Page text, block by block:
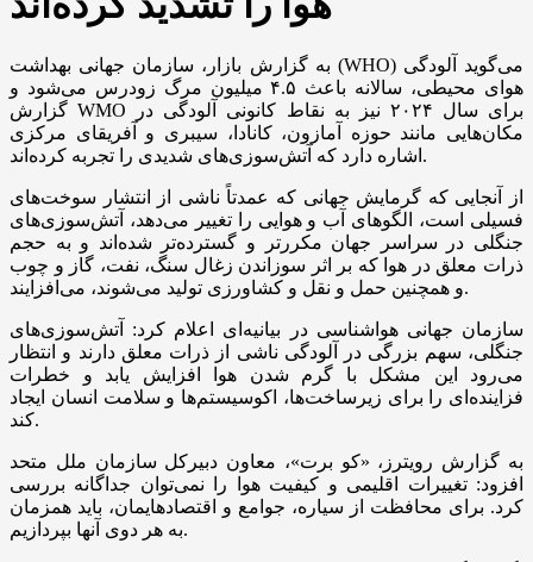
به گزارش بازار، سازمان جهانی بهداشت (WHO) می‌گوید آلودگی
هوای محیطی، سالانه باعث ۴.۵ میلیون مرگ زودرس می‌شود و
گزارش WMO برای سال ۲۰۲۴ نیز به نقاط کانونی آلودگی در
مکان‌هایی مانند حوزه آمازون، کانادا، سیبری و آفریقای مرکزی
اشاره دارد که آتش‌سوزی‌های شدیدی را تجربه کرده‌اند.
از آنجایی که گرمایش جهانی که عمدتاً ناشی از انتشار سوخت‌های
فسیلی است، الگوهای آب و هوایی را تغییر می‌دهد، آتش‌سوزی‌های
جنگلی در سراسر جهان مکررتر و گسترده‌تر شده‌اند و به حجم
ذرات معلق در هوا که بر اثر سوزاندن زغال سنگ، نفت، گاز و چوب
و همچنین حمل و نقل و کشاورزی تولید می‌شوند، می‌افزایند.
سازمان جهانی هواشناسی در بیانیه‌ای اعلام کرد: آتش‌سوزی‌های
جنگلی، سهم بزرگی در آلودگی ناشی از ذرات معلق دارند و انتظار
می‌رود این مشکل با گرم شدن هوا افزایش یابد و خطرات
فزاینده‌ای را برای زیرساخت‌ها، اکوسیستم‌ها و سلامت انسان ایجاد
کند.
به گزارش رویترز، «کو برت»، معاون دبیرکل سازمان ملل متحد
افزود: تغییرات اقلیمی و کیفیت هوا را نمی‌توان جداگانه بررسی
کرد. برای محافظت از سیاره، جوامع و اقتصادهایمان، باید همزمان
به هر دوی آنها بپردازیم.